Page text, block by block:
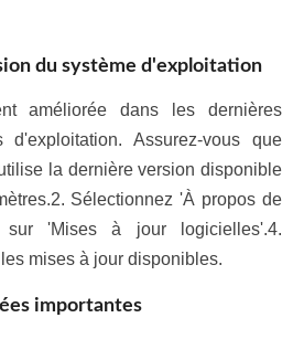
du système d'exploitation
améliorée dans les dernières
d'exploitation. Assurez-vous que
la dernière version disponible
Sélectionnez 'À propos de
sur 'Mises à jour logicielles'.4.
mises à jour disponibles.
importantes